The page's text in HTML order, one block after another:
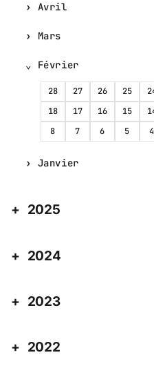
Avril
Mars
Février
28 27 26 25
18
17 16 15
8
7 6 5 4
Janvier
2025
2024
2023
2022